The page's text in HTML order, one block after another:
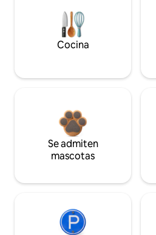
Cocina
Se admiten
mascotas